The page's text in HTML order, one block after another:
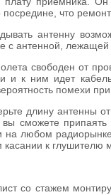
что
антенну
антенной,
свободен от
и к ним идет
помехи при
длину антенны
сможете
любом
к глушителю
со стажем